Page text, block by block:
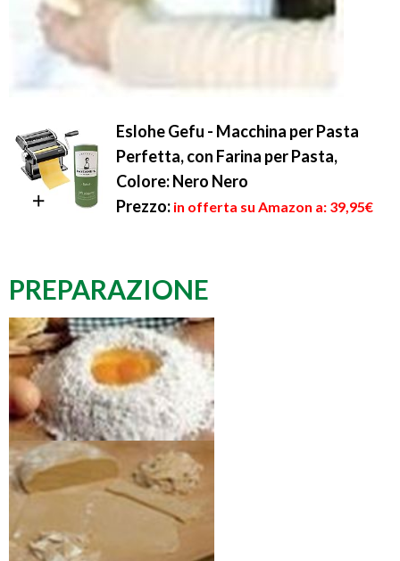
Eslohe Gefu - Macchina per Pasta
Perfetta, con Farina per Pasta,
Colore: Nero Nero
Prezzo: in offerta su Amazon a: 39,95€
PREPARAZIONE